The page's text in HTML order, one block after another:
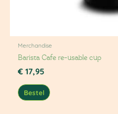
Merchandise
Barista Cafe re-usable cup
€ 17,95
Bestel